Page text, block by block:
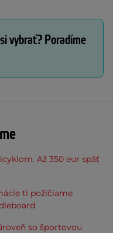
vybrať? Poradíme
Až 350 eur späť
ti požičiame
so športovou